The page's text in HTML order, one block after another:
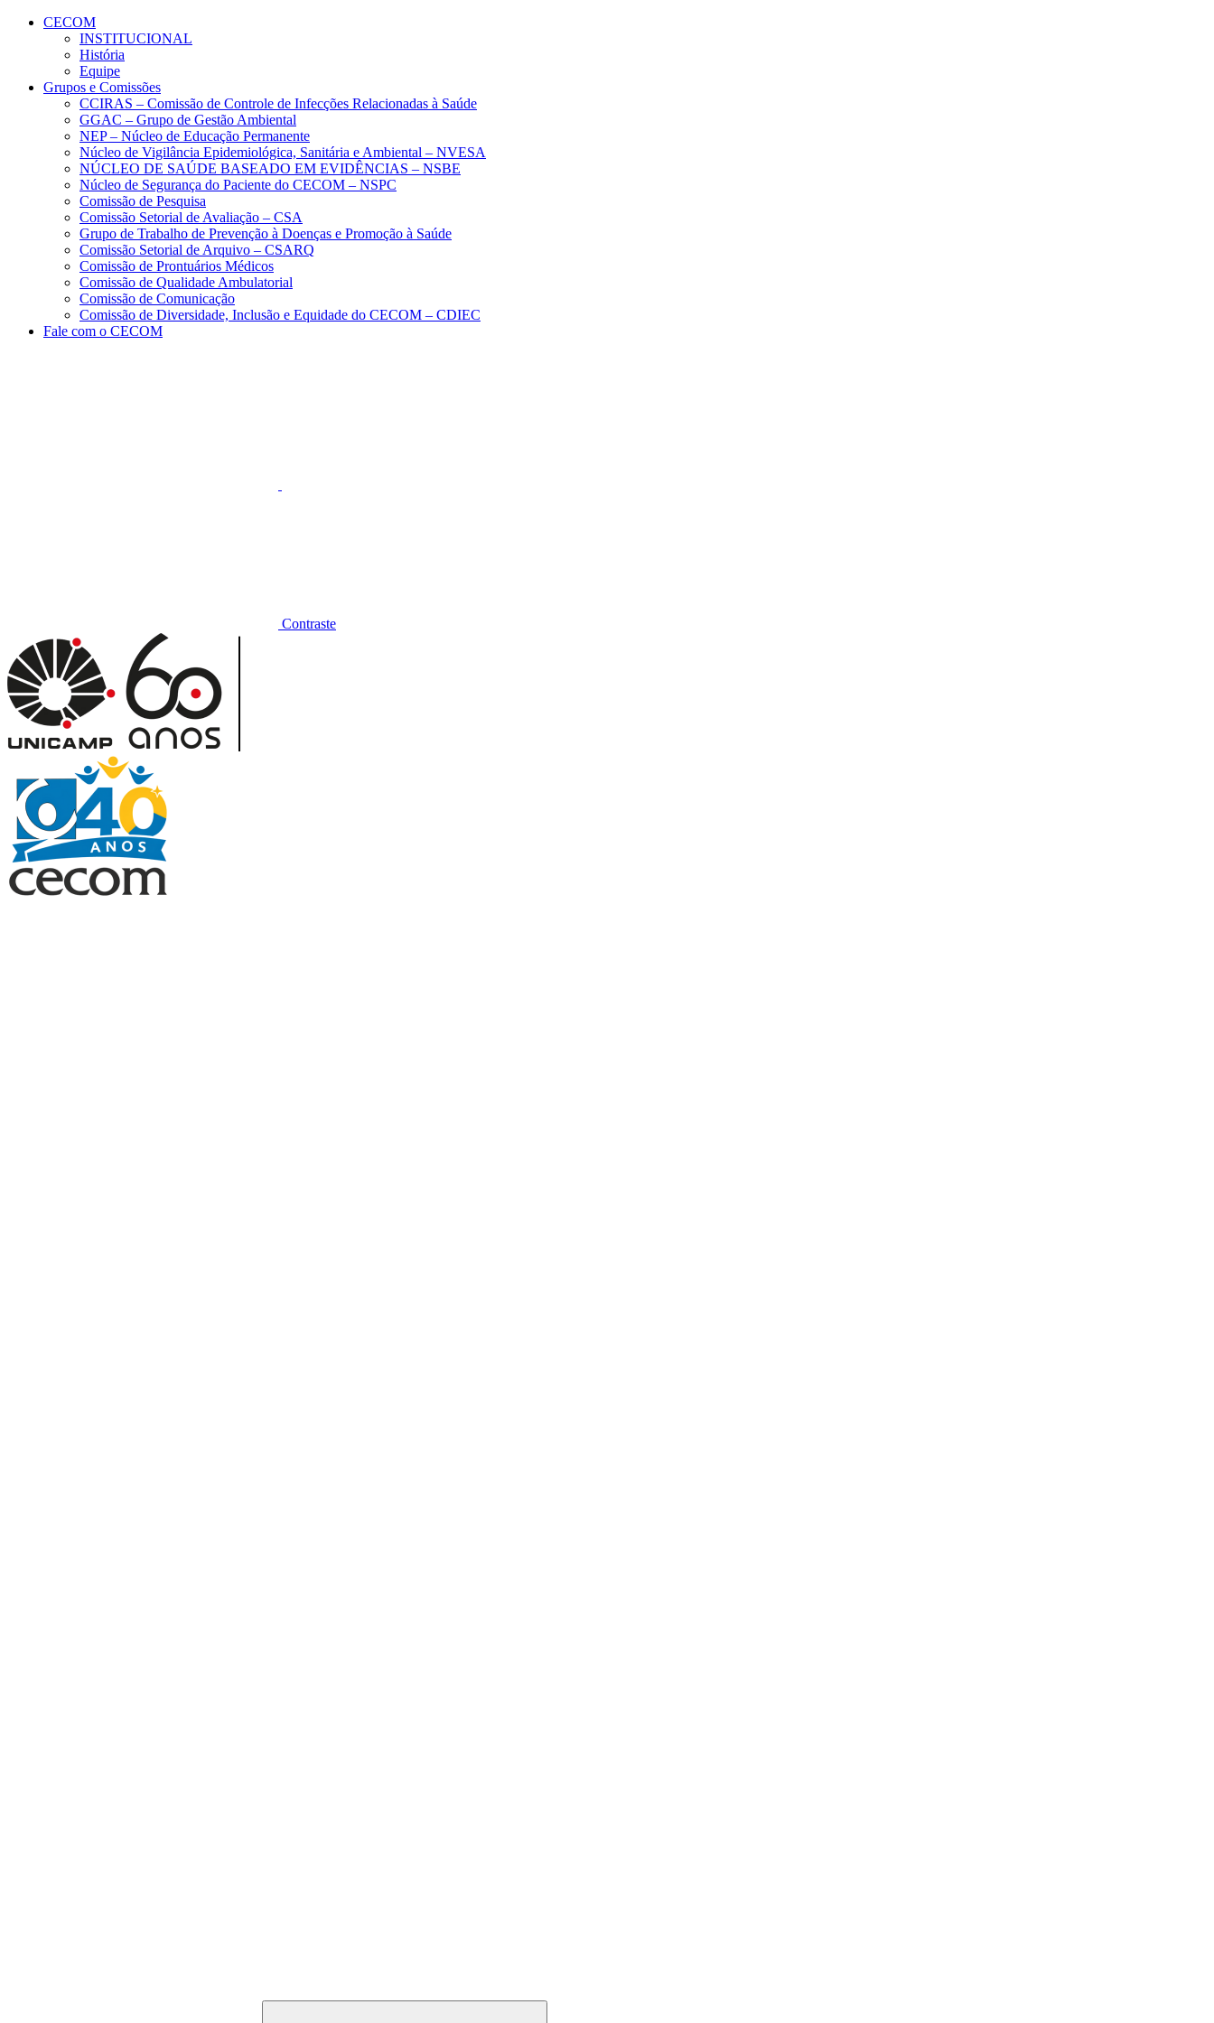
Conteúdo principal
CECOM
INSTITUCIONAL
História
Equipe
Grupos e Comissões
CCIRAS – Comissão de Controle de Infecções Relacionadas à Saúde
GGAC – Grupo de Gestão Ambiental
NEP – Núcleo de Educação Permanente
Núcleo de Vigilância Epidemiológica, Sanitária e Ambiental – NVESA
NÚCLEO DE SAÚDE BASEADO EM EVIDÊNCIAS – NSBE
Núcleo de Segurança do Paciente do CECOM – NSPC
Comissão de Pesquisa
Comissão Setorial de Avaliação – CSA
Grupo de Trabalho de Prevenção à Doenças e Promoção à Saúde
Comissão Setorial de Arquivo – CSARQ
Comissão de Prontuários Médicos
Comissão de Qualidade Ambulatorial
Comissão de Comunicação
Comissão de Diversidade, Inclusão e Equidade do CECOM – CDIEC
Fale com o CECOM
Contraste